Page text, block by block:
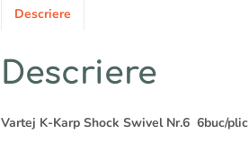
Descriere
Descriere
Vartej K-Karp Shock Swivel Nr.6 6buc/plic